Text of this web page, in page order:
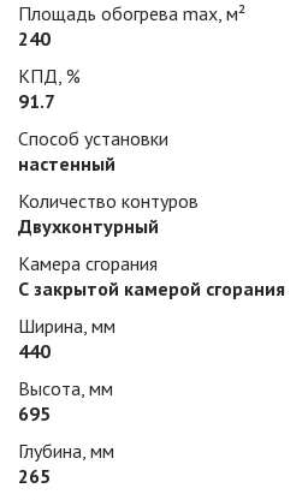
Площадь обогрева max, м²
240
КПД, %
91.7
Способ установки
настенный
Количество контуров
Двухконтурный
Камера сгорания
С закрытой камерой сгорания
Ширина, мм
440
Высота, мм
695
Глубина, мм
265